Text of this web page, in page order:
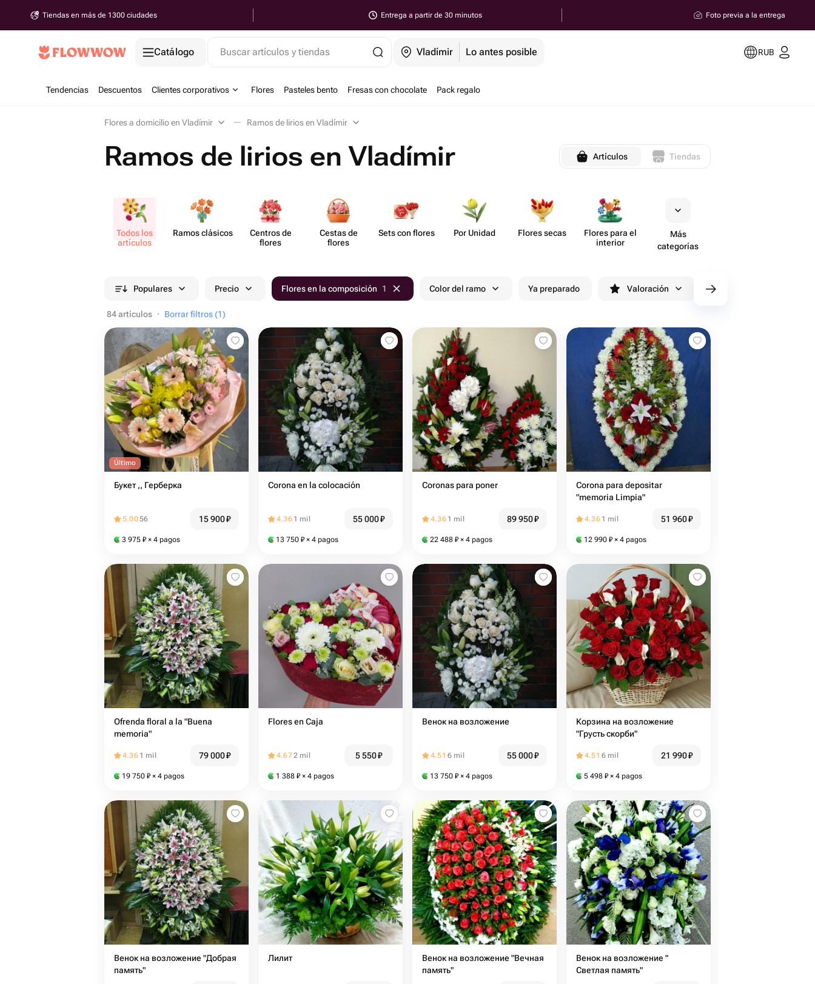
Tiendas en más de 1300 ciudades Entrega a partir de 30 minutos Foto previa a la entrega
Catálogo Buscar artículos y tiendas Vladímir Lo antes posible RUB
Tendencias Descuentos Clientes corporativos Flores Pasteles bento Fresas con chocolate Pack regalo
Flores a domicilio en Vladímir Ramos de lirios en Vladímir
Ramos de lirios en Vladímir Artículos Tiendas
Todos los
artículos
Ramos clásicos
Centros de
flores
Cestas de
flores
Sets con flores Por Unidad Flores secas
Flores para el
interior
Más
categorías
Populares Precio Flores en la composición 1 Color del ramo Ya preparado Valoración cv/filters/
84 artículos · Borrar filtros (1)
Último
Букет ,, Герберка
5.0056 15 900₽
3 975 ₽ × 4 pagos
Corona en la colocación
4.36 1 mil 55 000₽
13 750 ₽ × 4 pagos
Coronas para poner
4.36 1 mil 89 950₽
22 488 ₽ × 4 pagos
Corona para depositar
"memoria Limpia"
4.36 1 mil 51 960₽
12 990 ₽ × 4 pagos
Ofrenda floral a la "Buena
memoria"
4.36 1 mil 79 000₽
19 750 ₽ × 4 pagos
Flores en Caja
4.672 mil 5 550₽
1 388 ₽ × 4 pagos
Венок на возложение
4.51 6 mil 55 000₽
13 750 ₽ × 4 pagos
Корзина на возложение
"Грусть скорби"
4.51 6 mil 21 990₽
5 498 ₽ × 4 pagos
Венок на возложение "Добрая
память"
Лилит
Венок на возложение "Вечная
память"
Венок на возложение "
Светлая память"